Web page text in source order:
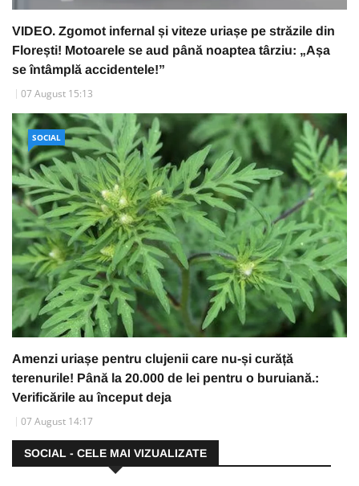
VIDEO. Zgomot infernal și viteze uriașe pe străzile din
Florești! Motoarele se aud până noaptea târziu: „Așa
se întâmplă accidentele!”
07 August 15:13
SOCIAL
Amenzi uriașe pentru clujenii care nu-și curăță
terenurile! Până la 20.000 de lei pentru o buruiană.:
Verificările au început deja
07 August 14:17
SOCIAL - CELE MAI VIZUALIZATE